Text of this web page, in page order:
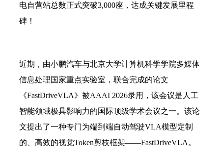
电自营站总数正式突破3,000座，达成关键发展里程
碑！
近期，由小鹏汽车与北京大学计算机科学学院多媒体
信息处理国家重点实验室，联合完成的论文
《FastDriveVLA》被AAAI 2026录用，该会议是人工
智能领域极具影响力的国际顶级学术会议之一。该论
文提出了一种专门为端到端自动驾驶VLA模型定制
的、高效的视觉Token剪枝框架——FastDriveVLA。